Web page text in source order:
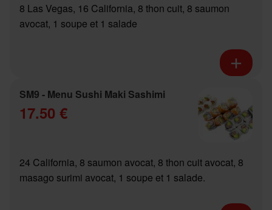
8 Las Vegas, 16 California, 8 thon cuit, 8 saumon
avocat, 1 soupe et 1 salade
SM9 - Menu Sushi Maki Sashimi
17.50 €
24 California, 8 saumon avocat, 8 thon cuit avocat, 8
masago surimi avocat, 1 soupe et 1 salade.